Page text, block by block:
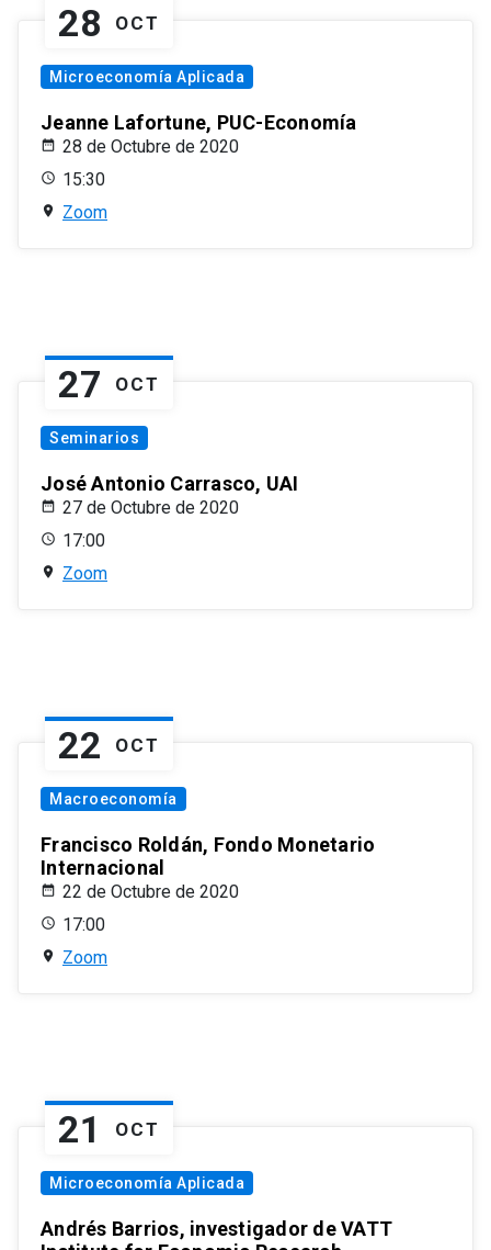
28 OCT
Microeconomía Aplicada
Jeanne Lafortune, PUC-Economía
28 de Octubre de 2020
15:30
Zoom
27 OCT
Seminarios
José Antonio Carrasco, UAI
27 de Octubre de 2020
17:00
Zoom
22 OCT
Macroeconomía
Francisco Roldán, Fondo Monetario
Internacional
22 de Octubre de 2020
17:00
Zoom
21 OCT
Microeconomía Aplicada
Andrés Barrios, investigador de VATT